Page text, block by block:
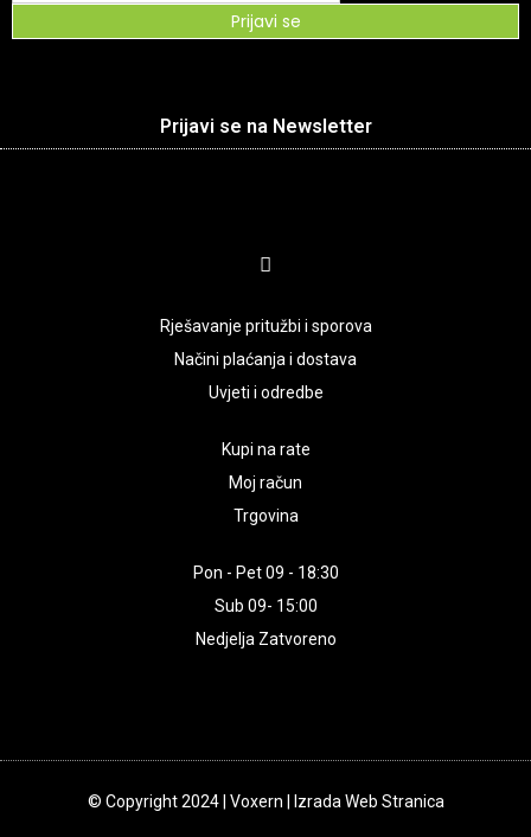
Prijavi se
Prijavi se na Newsletter
Rješavanje pritužbi i sporova
Načini plaćanja i dostava
Uvjeti i odredbe
Kupi na rate
Moj račun
Trgovina
Pon - Pet 09 - 18:30
Sub 09- 15:00
Nedjelja Zatvoreno
© Copyright 2024 | Voxern | Izrada Web Stranica